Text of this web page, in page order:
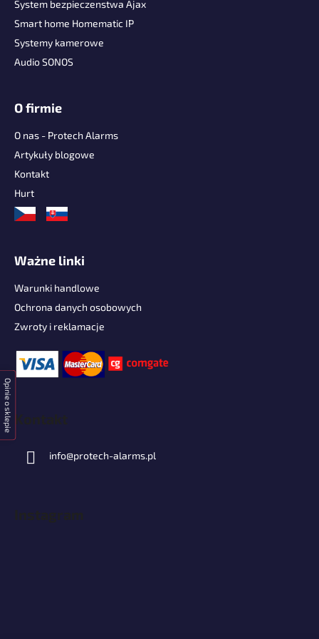
Opinie o sklepie
System bezpieczenstwa Ajax
Smart home Homematic IP
Systemy kamerowe
Audio SONOS
O firmie
O nas - Protech Alarms
Artykuły blogowe
Kontakt
Hurt
Ważne linki
Warunki handlowe
Ochrona danych osobowych
Zwroty i reklamacje
Kontakt
info@protech-alarms.pl
Instagram